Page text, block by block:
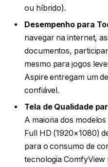
ou híbrido).
Desempenho para
navegar na internet,
documentos,
mesmo para jogos
Aspire entregam um
confiável.
Tela de Qualidade
A maioria dos
Full HD (1920×1080)
para o consumo de
tecnologia